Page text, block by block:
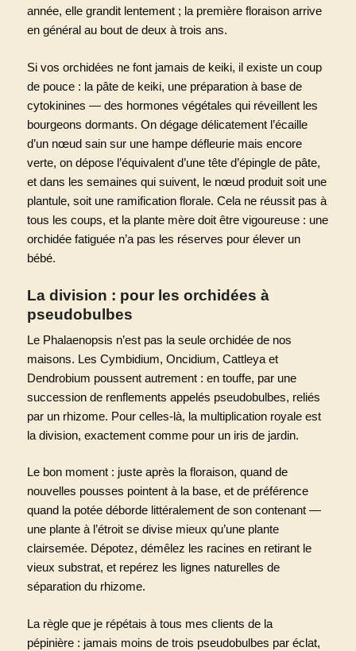
année, elle grandit lentement ; la première floraison arrive
en général au bout de deux à trois ans.
Si vos orchidées ne font jamais de keiki, il existe un coup
de pouce : la pâte de keiki, une préparation à base de
cytokinines — des hormones végétales qui réveillent les
bourgeons dormants. On dégage délicatement l’écaille
d’un nœud sain sur une hampe défleurie mais encore
verte, on dépose l’équivalent d’une tête d’épingle de pâte,
et dans les semaines qui suivent, le nœud produit soit une
plantule, soit une ramification florale. Cela ne réussit pas à
tous les coups, et la plante mère doit être vigoureuse : une
orchidée fatiguée n’a pas les réserves pour élever un
bébé.
La division : pour les orchidées à
pseudobulbes
Le Phalaenopsis n’est pas la seule orchidée de nos
maisons. Les Cymbidium, Oncidium, Cattleya et
Dendrobium poussent autrement : en touffe, par une
succession de renflements appelés pseudobulbes, reliés
par un rhizome. Pour celles-là, la multiplication royale est
la division, exactement comme pour un iris de jardin.
Le bon moment : juste après la floraison, quand de
nouvelles pousses pointent à la base, et de préférence
quand la potée déborde littéralement de son contenant —
une plante à l’étroit se divise mieux qu’une plante
clairsemée. Dépotez, démêlez les racines en retirant le
vieux substrat, et repérez les lignes naturelles de
séparation du rhizome.
La règle que je répétais à tous mes clients de la
pépinière : jamais moins de trois pseudobulbes par éclat,